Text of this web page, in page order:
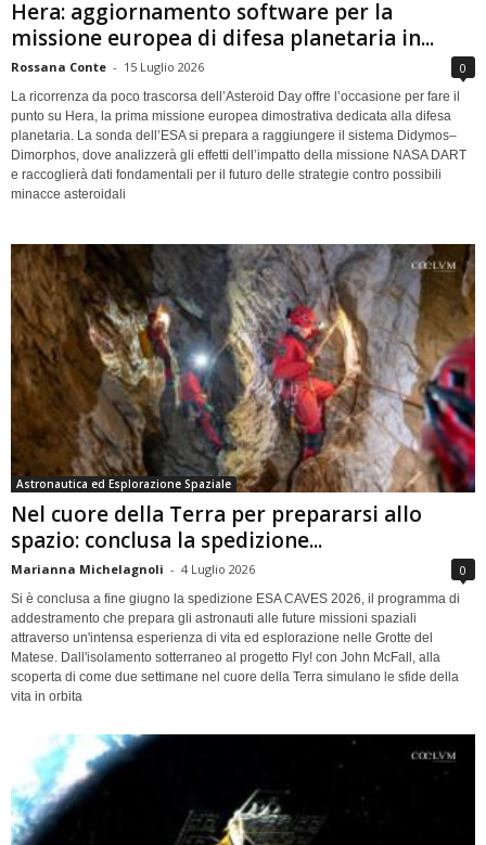
Hera: aggiornamento software per la
missione europea di difesa planetaria in...
Rossana Conte - 15 Luglio 2026 0
La ricorrenza da poco trascorsa dell’Asteroid Day offre l’occasione per fare il
punto su Hera, la prima missione europea dimostrativa dedicata alla difesa
planetaria. La sonda dell’ESA si prepara a raggiungere il sistema Didymos–
Dimorphos, dove analizzerà gli effetti dell’impatto della missione NASA DART
e raccoglierà dati fondamentali per il futuro delle strategie contro possibili
minacce asteroidali
Astronautica ed Esplorazione Spaziale
Nel cuore della Terra per prepararsi allo
spazio: conclusa la spedizione...
Marianna Michelagnoli - 4 Luglio 2026 0
Si è conclusa a fine giugno la spedizione ESA CAVES 2026, il programma di
addestramento che prepara gli astronauti alle future missioni spaziali
attraverso un'intensa esperienza di vita ed esplorazione nelle Grotte del
Matese. Dall'isolamento sotterraneo al progetto Fly! con John McFall, alla
scoperta di come due settimane nel cuore della Terra simulano le sfide della
vita in orbita